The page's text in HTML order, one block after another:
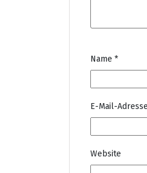
Name *
E-Mail-Adresse
Website